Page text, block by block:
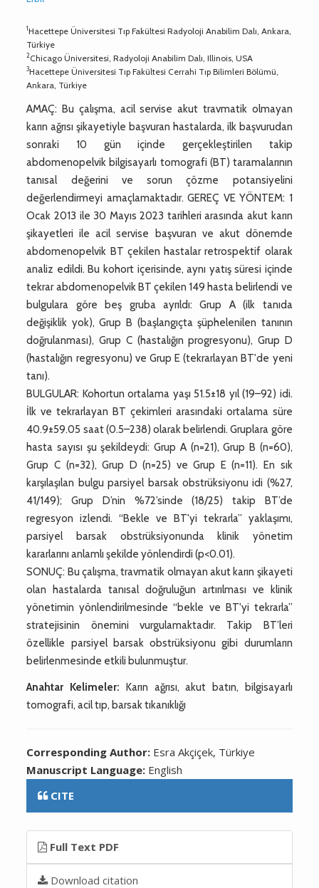
1Hacettepe Üniversitesi Tıp Fakültesi Radyoloji Anabilim Dalı, Ankara,
Türkiye
2Chicago Üniversitesi, Radyoloji Anabilim Dalı, Illinois, USA
3Hacettepe Üniversitesi Tıp Fakültesi Cerrahi Tıp Bilimleri Bölümü,
Ankara, Türkiye
AMAÇ: Bu çalışma, acil servise akut travmatik olmayan
karın ağrısı şikayetiyle başvuran hastalarda, ilk başvurudan
sonraki 10 gün içinde gerçekleştirilen takip
abdomenopelvik bilgisayarlı tomografi (BT) taramalarının
tanısal değerini ve sorun çözme potansiyelini
değerlendirmeyi amaçlamaktadır. GEREÇ VE YÖNTEM: 1
Ocak 2013 ile 30 Mayıs 2023 tarihleri arasında akut karın
şikayetleri ile acil servise başvuran ve akut dönemde
abdomenopelvik BT çekilen hastalar retrospektif olarak
analiz edildi. Bu kohort içerisinde, aynı yatış süresi içinde
tekrar abdomenopelvik BT çekilen 149 hasta belirlendi ve
bulgulara göre beş gruba ayrıldı: Grup A (ilk tanıda
değişiklik yok), Grup B (başlangıçta şüphelenilen tanının
doğrulanması), Grup C (hastalığın progresyonu), Grup D
(hastalığın regresyonu) ve Grup E (tekrarlayan BT'de yeni
tanı).
BULGULAR: Kohortun ortalama yaşı 51.5±18 yıl (19–92) idi.
İlk ve tekrarlayan BT çekimleri arasındaki ortalama süre
40.9±59.05 saat (0.5–238) olarak belirlendi. Gruplara göre
hasta sayısı şu şekildeydi: Grup A (n=21), Grup B (n=60),
Grup C (n=32), Grup D (n=25) ve Grup E (n=11). En sık
karşılaşılan bulgu parsiyel barsak obstrüksiyonu idi (%27,
41/149); Grup D’nin %72’sinde (18/25) takip BT’de
regresyon izlendi. “Bekle ve BT'yi tekrarla” yaklaşımı,
parsiyel barsak obstrüksiyonunda klinik yönetim
kararlarını anlamlı şekilde yönlendirdi (p<0.01).
SONUÇ: Bu çalışma, travmatik olmayan akut karın şikayeti
olan hastalarda tanısal doğruluğun artırılması ve klinik
yönetimin yönlendirilmesinde “bekle ve BT'yi tekrarla”
stratejisinin önemini vurgulamaktadır. Takip BT’leri
özellikle parsiyel barsak obstrüksiyonu gibi durumların
belirlenmesinde etkili bulunmuştur.
Anahtar Kelimeler: Karın ağrısı, akut batın, bilgisayarlı
tomografi, acil tıp, barsak tıkanıklığı
Corresponding Author: Esra Akçiçek, Türkiye
Manuscript Language: English
CITE
Full Text PDF
Download citation